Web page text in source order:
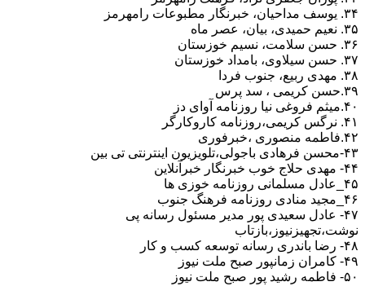
۳۴. یوسف مداحیان، خبرنگار مطبوعات رامهرمز
۳۵. نعیم حمیدی، بیان، عصر ماه
۳۶. حسن سلامت، نسیم خوزستان
۳۷. حسن سیلاوی، بامداد خوزستان
۳۸. مهدی ربیع، جنوب فردا
۳۹.حسن کریمی ، سد پرس
۴۰.میثم فروغی نیا روزنامه آوای دز
۴۱. نرگس کریمی،روزنامه کاروکارگر
۴۲.فاطمه منصوری ،خبرفوری
۴۳-محسن فرهادی باجولی،تلویزیون اینترنتی تی بین
۴۴- مهدی حلاج خوب خبرنگار خبرآنلاین
۴۵_عادل مسلمانی روزنامه خوزی ها
۴۶_مجید منادی روزنامه فرهنگ جنوب
۴۷- عادل سعیدی پور مدیر مسئول رسانه پی
نوشت،تجهیزنیوز،بازتاب
۴۸- رضا باندری رسانه توسعه کسب و کار
۴۹- کامران زمانپور صبح ملت نیوز
۵۰- فاطمه رشید پور صبح ملت نیوز